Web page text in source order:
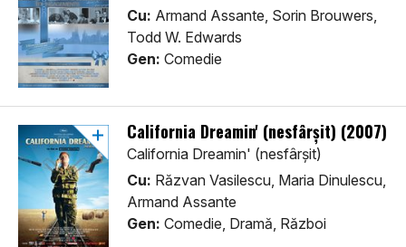
Cu: Armand Assante, Sorin Brouwers,
Todd W. Edwards
Gen: Comedie
California Dreamin' (nesfârșit) (2007)
California Dreamin' (nesfârșit)
Cu: Răzvan Vasilescu, Maria Dinulescu,
Armand Assante
Gen: Comedie, Dramă, Război